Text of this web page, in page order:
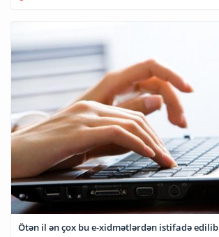
Ötən il ən çox bu e-xidmətlərdən istifadə edilib